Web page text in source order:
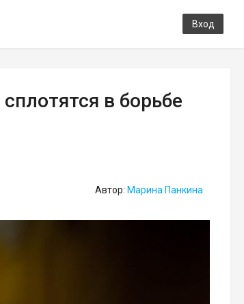
Вход
в борьбе
Автор: Марина Панкина